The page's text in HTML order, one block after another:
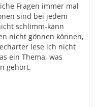
Fragen immer mal
sind bei jedem
schlimm-kann
nicht gönnen können,
lese ich nicht
ein Thema, was
gehört.